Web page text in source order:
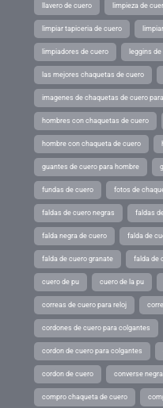
llavero de cuero limpieza de
limpiar tapiceria de cuero
limpiadores de cuero leggins
las mejores chaquetas de cuero
imagenes de chaquetas de cuero
hombres con chaquetas de cuero
hombre con chaqueta de cuero
guantes de cuero para hombre
fundas de cuero fotos de
faldas de cuero negras faldas
falda negra de cuero falda de
falda de cuero granate falda de
cuero de pu cuero de la pu
correas de cuero para reloj
cordones de cuero para colgantes
cordon de cuero para colgantes
cordon de cuero converse
compro chaqueta de cuero